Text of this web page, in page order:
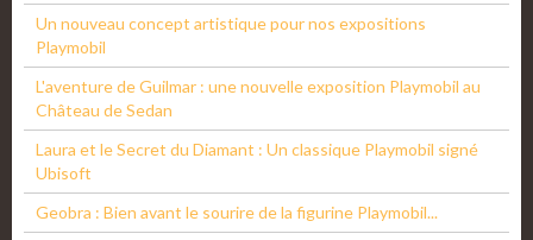
Un nouveau concept artistique pour nos expositions
Playmobil
L'aventure de Guilmar : une nouvelle exposition Playmobil au
Château de Sedan
Laura et le Secret du Diamant : Un classique Playmobil signé
Ubisoft
Geobra : Bien avant le sourire de la figurine Playmobil...